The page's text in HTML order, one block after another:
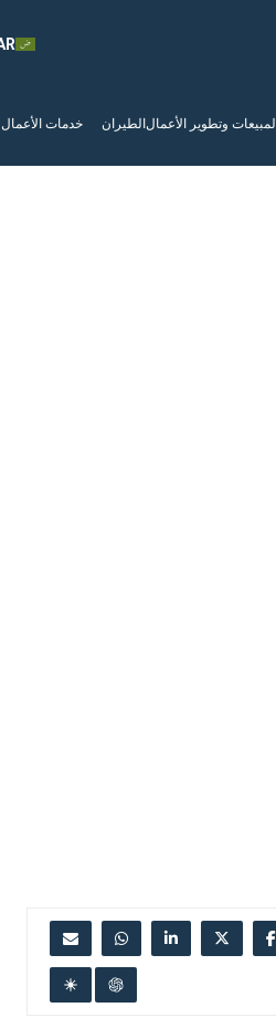
المبيعات وتطوير الأعمال الطيران خدمات الأعمال